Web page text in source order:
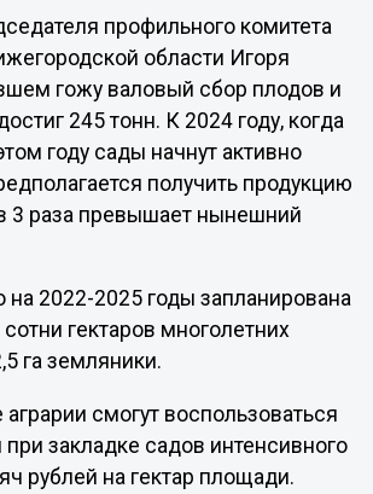
профильного комитета
области Игоря
гожу валовый сбор плодов и
245 тонн. К 2024 году, когда
году сады начнут активно
получить продукцию
3 раза превышает нынешний
на 2022-2025 годы запланирована
гектаров многолетних
га земляники.
смогут воспользоваться
закладке садов интенсивного
рублей на гектар площади.